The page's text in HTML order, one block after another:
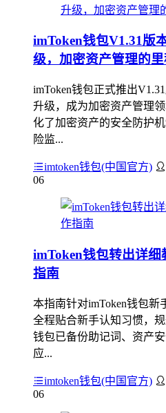
imToken钱包V1.31版
级，加密资产管理的
imToken钱包正式推出
升级，成为加密资产管理
化了加密资产的安全防护
险监...
imtoken钱包(中国官方)
06
imToken钱包转出详
指南
本指南针对imToken钱包新
全程贴合新手认知习惯，
钱包已备份助记词、资产
应...
imtoken钱包(中国官方)
06